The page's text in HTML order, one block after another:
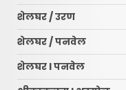
शेलघर / उरण
शेलघर / पनवेल
शेलघर l पनवेल